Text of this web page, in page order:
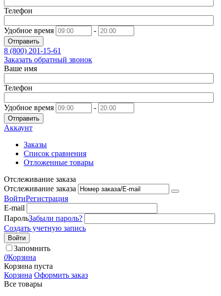
Телефон
Удобное время -
Отправить
8 (800) 201-15-61
Заказать обратный звонок
Ваше имя
Телефон
Удобное время -
Отправить
Аккаунт
Заказы
Список сравнения
Отложенные товары
Отслеживание заказа
Отслеживание заказа
ВойтиРегистрация
E-mail
ПарольЗабыли пароль?
Создать учетную запись
Войти
Запомнить
0Корзина
Корзина пуста
Корзина Оформить заказ
Все товары